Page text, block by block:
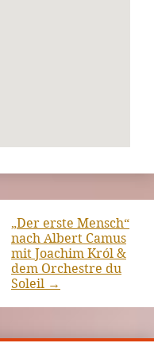
„Der erste Mensch“
nach Albert Camus
mit Joachim Król &
dem Orchestre du
Soleil →